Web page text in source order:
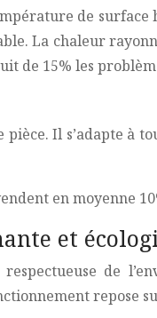
de surface
La chaleur
15% les
Il s’adapte
en moyenne
et
de